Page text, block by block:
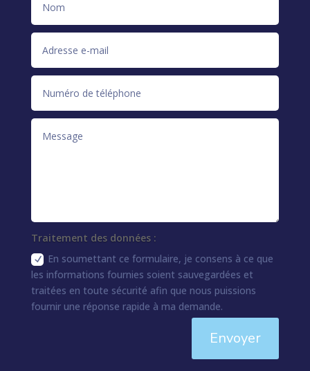
Traitement des données :
En soumettant ce formulaire, je consens à ce que
les informations fournies soient sauvegardées et
traitées en toute sécurité afin que nous puissions
fournir une réponse rapide à ma demande.
Envoyer